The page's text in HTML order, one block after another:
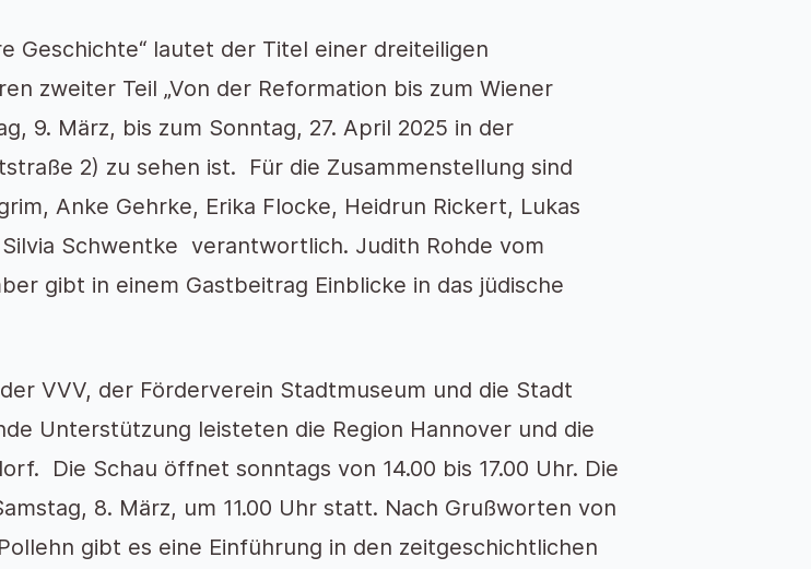
Geschichte“ lautet der Titel einer dreiteiligen
zweiter Teil „Von der Reformation bis zum Wiener
9. März, bis zum Sonntag, 27. April 2025 in der
2) zu sehen ist. Für die Zusammenstellung sind
Anke Gehrke, Erika Flocke, Heidrun Rickert, Lukas
Silvia Schwentke verantwortlich. Judith Rohde vom
gibt in einem Gastbeitrag Einblicke in das jüdische
VVV, der Förderverein Stadtmuseum und die Stadt
Unterstützung leisteten die Region Hannover und die
Die Schau öffnet sonntags von 14.00 bis 17.00 Uhr. Die
8. März, um 11.00 Uhr statt. Nach Grußworten von
gibt es eine Einführung in den zeitgeschichtlichen